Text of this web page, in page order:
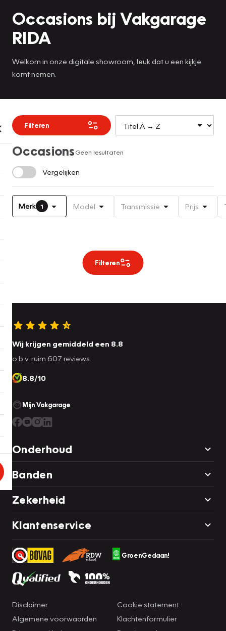
Occasions bij Vakgarage
RIDA
Welkom in onze digitale showroom, leuk dat u een kijkje
komt nemen.
Filteren
OccasionsGeen resultaten
Vergelijken
Merk 1 Model Transmissie Prijs
Filteren
Wij krijgen gemiddeld een 8.8
o.b.v. ruim 607 reviews
8.8/10
Mijn Vakgarage
Onderhoud
Banden
Zekerheid
Klantenservice
GroenGedaan!
Disclaimer
Algemene voorwaarden
Cookie statement
Klachtenformulier